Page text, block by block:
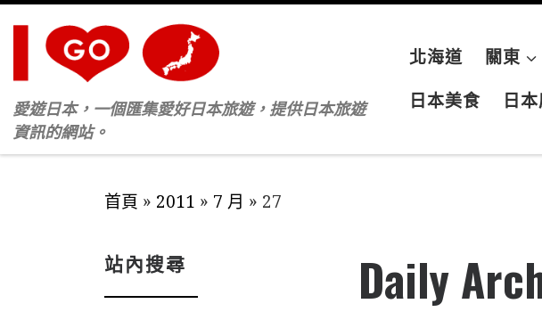
Skip to content
愛遊日本，一個匯集愛好日本旅遊，提供日本旅遊
資訊的網站。
北海道 關東
日本美食 日
首頁 » 2011 » 7 月 » 27
Daily
站內搜尋